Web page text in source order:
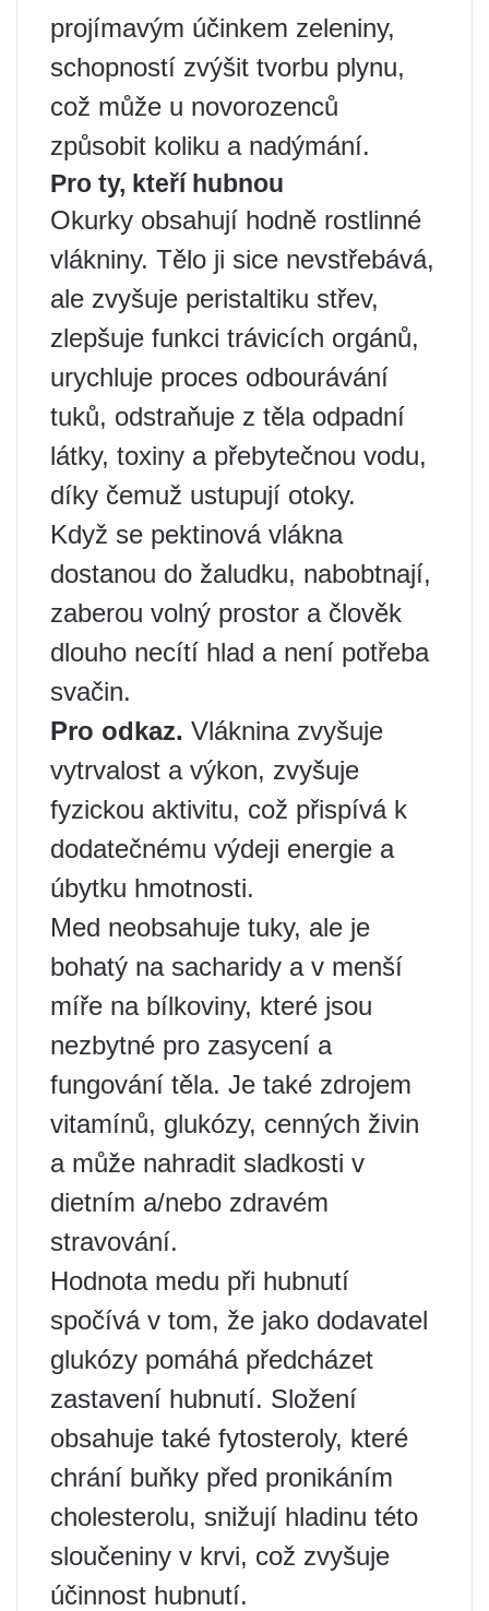
projímavým účinkem zeleniny,
schopností zvýšit tvorbu plynu,
což může u novorozenců
způsobit koliku a nadýmání.
Pro ty, kteří hubnou
Okurky obsahují hodně rostlinné
vlákniny. Tělo ji sice nevstřebává,
ale zvyšuje peristaltiku střev,
zlepšuje funkci trávicích orgánů,
urychluje proces odbourávání
tuků, odstraňuje z těla odpadní
látky, toxiny a přebytečnou vodu,
díky čemuž ustupují otoky.
Když se pektinová vlákna
dostanou do žaludku, nabobtnají,
zaberou volný prostor a člověk
dlouho necítí hlad a není potřeba
svačin.
Pro odkaz. Vláknina zvyšuje
vytrvalost a výkon, zvyšuje
fyzickou aktivitu, což přispívá k
dodatečnému výdeji energie a
úbytku hmotnosti.
Med neobsahuje tuky, ale je
bohatý na sacharidy a v menší
míře na bílkoviny, které jsou
nezbytné pro zasycení a
fungování těla. Je také zdrojem
vitamínů, glukózy, cenných živin
a může nahradit sladkosti v
dietním a/nebo zdravém
stravování.
Hodnota medu při hubnutí
spočívá v tom, že jako dodavatel
glukózy pomáhá předcházet
zastavení hubnutí. Složení
obsahuje také fytosteroly, které
chrání buňky před pronikáním
cholesterolu, snižují hladinu této
sloučeniny v krvi, což zvyšuje
účinnost hubnutí.